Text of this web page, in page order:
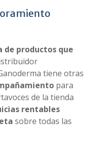
de productos que
tiene otras
para
de la tienda
rentables
sobre todas las